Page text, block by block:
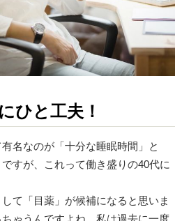
ひと工夫！
名なのが「十分な睡眠時間」と
すが、これって働き盛りの40代に
て「目薬」が候補になると思いま
ゃうんですよね。私は過去に一度